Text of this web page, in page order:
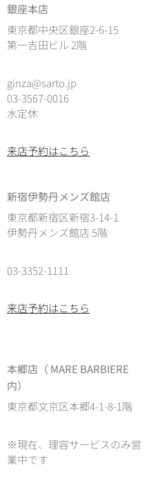
銀座本店
東京都中央区銀座2-6-15
第一吉田ビル 2階
ginza@sarto.jp
03-3567-0016
水定休
来店予約はこちら
新宿伊勢丹メンズ館店
東京都新宿区新宿3-14-1
伊勢丹メンズ館店 5階
03-3352-1111
来店予約はこちら
本郷店（ MARE BARBIERE
内）
東京都文京区本郷4-1-8-1階
※現在、理容サービスのみ営
業中です